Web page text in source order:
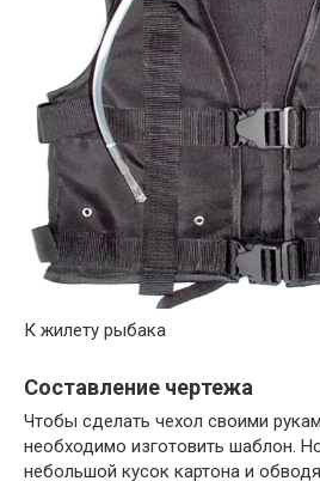
К жилету рыбака
Составление чертежа
Чтобы сделать чехол своими
необходимо изготовить шаблон.
небольшой кусок картона и